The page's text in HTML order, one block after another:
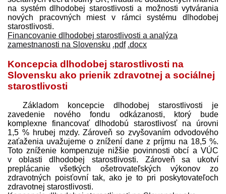
na systém dlhodobej starostlivosti a možnosti vytvárania
nových pracovných miest v rámci systému dlhodobej
starostlivosti.
Financovanie dlhodobej starostlivosti a analýza
zamestnanosti na Slovensku .pdf .docx
Koncepcia dlhodobej starostlivosti na
Slovensku ako prienik zdravotnej a sociálnej
starostlivosti
Základom koncepcie dlhodobej starostlivosti je
zavedenie nového fondu odkázanosti, ktorý bude
komplexne financovať dlhodobú starostlivosť na úrovni
1,5 % hrubej mzdy. Zároveň so zvyšovaním odvodového
zaťaženia uvažujeme o znížení dane z príjmu na 18,5 %.
Toto zníženie kompenzuje nižšie povinnosti obcí a VÚC
v oblasti dlhodobej starostlivosti. Zároveň sa ukotví
preplácanie všetkých ošetrovateľských výkonov zo
zdravotných poisťovní tak, ako je to pri poskytovateľoch
zdravotnej starostlivosti.